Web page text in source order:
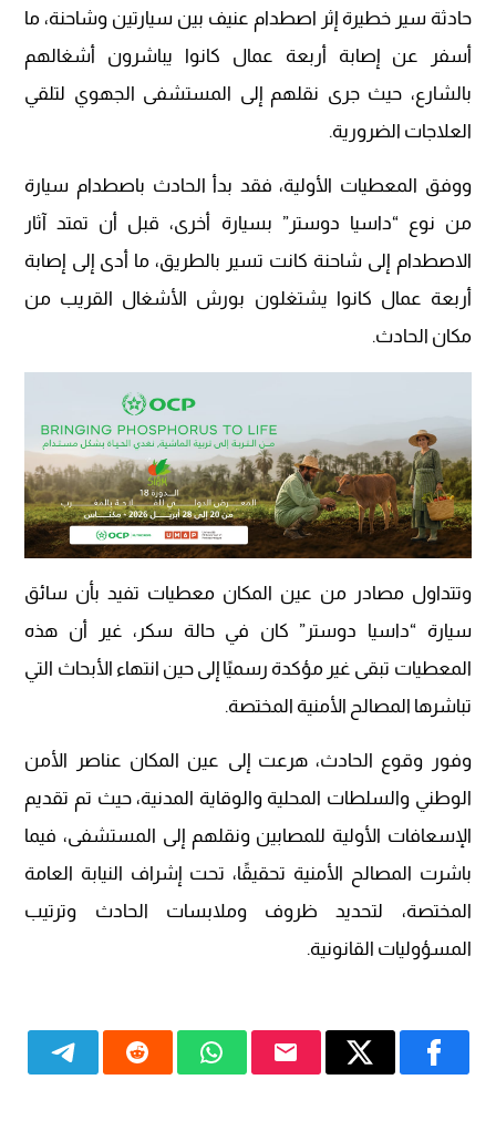
حادثة سير خطيرة إثر اصطدام عنيف بين سيارتين وشاحنة، ما
أسفر عن إصابة أربعة عمال كانوا يباشرون أشغالهم
بالشارع، حيث جرى نقلهم إلى المستشفى الجهوي لتلقي
العلاجات الضرورية.
ووفق المعطيات الأولية، فقد بدأ الحادث باصطدام سيارة
من نوع “داسيا دوستر” بسيارة أخرى، قبل أن تمتد آثار
الاصطدام إلى شاحنة كانت تسير بالطريق، ما أدى إلى إصابة
أربعة عمال كانوا يشتغلون بورش الأشغال القريب من
مكان الحادث.
وتتداول مصادر من عين المكان معطيات تفيد بأن سائق
سيارة “داسيا دوستر” كان في حالة سكر، غير أن هذه
المعطيات تبقى غير مؤكدة رسميًا إلى حين انتهاء الأبحاث التي
تباشرها المصالح الأمنية المختصة.
وفور وقوع الحادث، هرعت إلى عين المكان عناصر الأمن
الوطني والسلطات المحلية والوقاية المدنية، حيث تم تقديم
الإسعافات الأولية للمصابين ونقلهم إلى المستشفى، فيما
باشرت المصالح الأمنية تحقيقًا، تحت إشراف النيابة العامة
المختصة، لتحديد ظروف وملابسات الحادث وترتيب
المسؤوليات القانونية.